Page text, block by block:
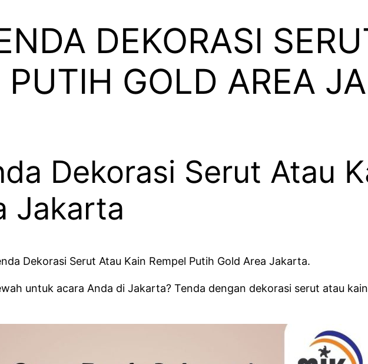
DEKORASI
PUTIH GOLD AREA
Dekorasi Serut Atau
Jakarta
Dekorasi Serut Atau Kain Rempel Putih Gold Area Jakarta.
untuk acara Anda di Jakarta? Tenda dengan dekorasi serut atau